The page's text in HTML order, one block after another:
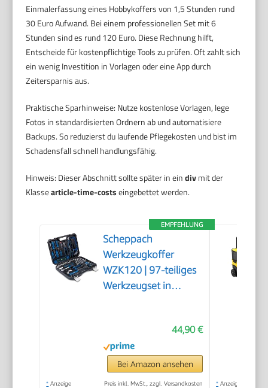
Einmalerfassung eines Hobbykoffers von 1,5 Stunden rund
30 Euro Aufwand. Bei einem professionellen Set mit 6
Stunden sind es rund 120 Euro. Diese Rechnung hilft,
Entscheide für kostenpflichtige Tools zu prüfen. Oft zahlt sich
ein wenig Investition in Vorlagen oder eine App durch
Zeitersparnis aus.
Praktische Sparhinweise: Nutze kostenlose Vorlagen, lege
Fotos in standardisierten Ordnern ab und automatisiere
Backups. So reduzierst du laufende Pflegekosten und bist im
Schadensfall schnell handlungsfähig.
Hinweis: Dieser Abschnitt sollte später in eindivmit der
Klassearticle-time-costseingebettet werden.
EMPFEHLUNG
Scheppach
Werkzeugkoffer
WZK120 | 97-teiliges
Werkzeugset in
gummiertem Griff |
Biteinsätze,
Schraubendreher,
44,90 €
Bei Amazon ansehen
* Anzeige Preis inkl. MwSt., zzgl. Versandkosten * Anzeige